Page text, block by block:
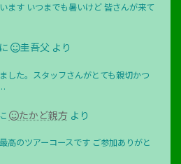
ます いつまでも暑いけど 皆さんが来て
圭吾父 より
した。スタッフさんがとても親切かつ
たかど親方より
高のツアーコースです ご参加ありがと